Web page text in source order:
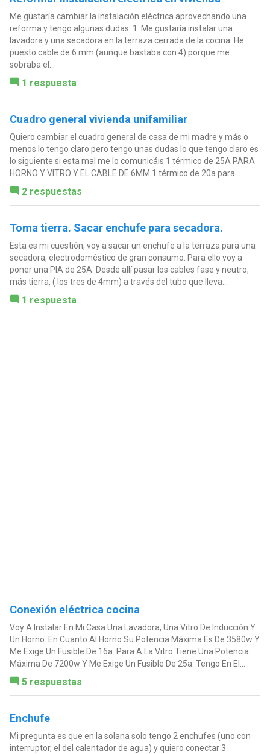
Me gustaría cambiar la instalación eléctrica aprovechando una
reforma y tengo algunas dudas: 1. Me gustaría instalar una
lavadora y una secadora en la terraza cerrada de la cocina. He
puesto cable de 6 mm (aunque bastaba con 4) porque me
sobraba el...
1 respuesta
Cuadro general vivienda unifamiliar
Quiero cambiar el cuadro general de casa de mi madre y más o
menos lo tengo claro pero tengo unas dudas lo que tengo claro es
lo siguiente si esta mal me lo comunicáis 1 térmico de 25A PARA
HORNO Y VITRO Y EL CABLE DE 6MM 1 térmico de 20a para...
2 respuestas
Toma tierra. Sacar enchufe para secadora.
Esta es mi cuestión, voy a sacar un enchufe a la terraza para una
secadora, electrodoméstico de gran consumo. Para ello voy a
poner una PIA de 25A. Desde allí pasar los cables fase y neutro,
más tierra, ( los tres de 4mm) a través del tubo que lleva...
1 respuesta
Conexión eléctrica cocina
Voy A Instalar En Mi Casa Una Lavadora, Una Vitro De Inducción Y
Un Horno. En Cuanto Al Horno Su Potencia Máxima Es De 3580w Y
Me Exige Un Fusible De 16a. Para A La Vitro Tiene Una Potencia
Máxima De 7200w Y Me Exige Un Fusible De 25a. Tengo En El...
5 respuestas
Enchufe
Mi pregunta es que en la solana solo tengo 2 enchufes (uno con
interruptor, el del calentador de agua) y quiero conectar 3